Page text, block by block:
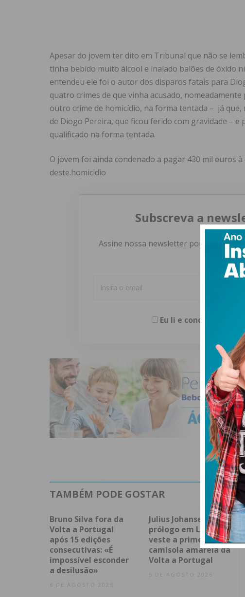
Apesar do jovem ter dito em Tribunal que não se
tinha bebido muito álcool e inalado balões de óxido
entendeu ele foi o autor dos disparos fatais para
quatro crimes de que vinha acusado,
outro crime de homicídio, na forma tentada – já
de Diogo Pereira, que ficou ferido com gravidade –
qualificado na forma tentada.
O jovem foi ainda condenado a pagar 430 mil euros
deste.homicidio
Subscreva a
Assine nossa newsletter por e-mail e
Eu li e concordo com os
TAMBÉM PODE GOSTAR
Bruno Silva fora da
Volta a Portugal
após 15 edições
consecutivas: «É
impossível esconder
a desilusão»
6 DE AGOSTO 2026
Julius Johansen vence
prólogo em Lisboa e
veste a primeira
camisola amarela da
Volta a Portugal
5 DE AGOSTO 2026